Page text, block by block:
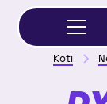
Koti